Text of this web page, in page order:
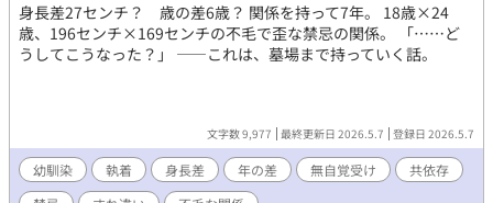
身長差27センチ？ 歳の差6歳？ 関係を持って7年。 18歳×24
歳、196センチ×169センチの不毛で歪な禁忌の関係。 「……ど
うしてこうなった？」 ――これは、墓場まで持っていく話。
文字数 9,977 最終更新日 2026.5.7 登録日 2026.5.7
幼馴染 執着 身長差 年の差 無自覚受け
共依存